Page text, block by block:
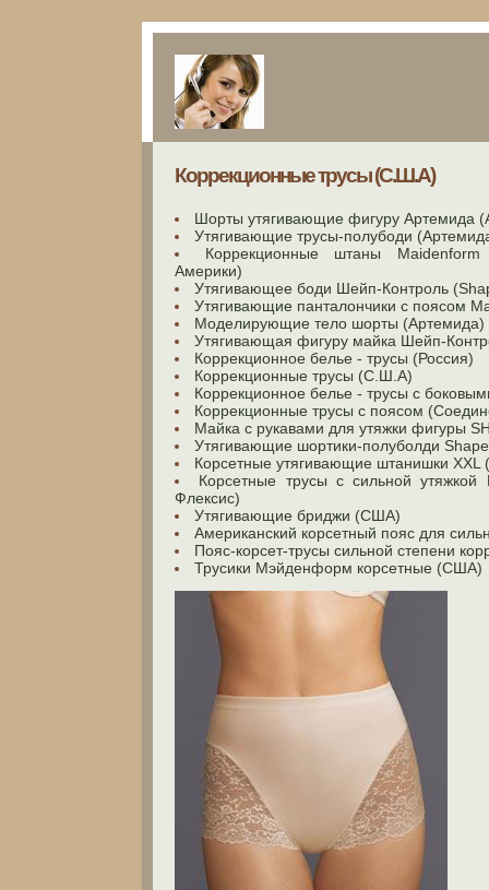
Коррекционные трусы (С.Ш.А)
Шорты утягивающие фигуру Артемида
Утягивающие трусы-полубоди
Коррекционные штаны
Америки)
Утягивающее боди Шейп-Контроль
Утягивающие панталончики с поясом
Моделирующие тело шорты (Артемида)
Утягивающая фигуру майка Шейп-
Коррекционное белье - трусы (Россия)
Коррекционные трусы (С.Ш.А)
Коррекционное белье - трусы с
Коррекционные трусы с поясом
Майка с рукавами для утяжки фигуры
Утягивающие шортики-полуболди
Корсетные утягивающие штанишки
Корсетные трусы с сильной
Флексис)
Утягивающие бриджи (США)
Американский корсетный пояс для
Пояс-корсет-трусы сильной степени
Трусики Мэйденформ корсетные (США)